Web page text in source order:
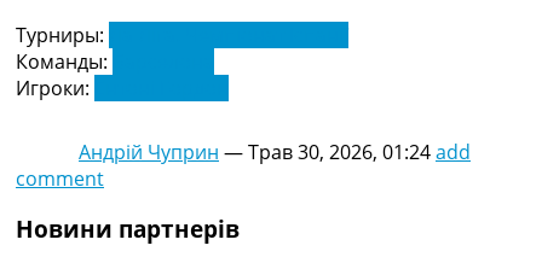
Турниры:
Команды:
Игроки:
Андрій Чуприн —Трав 30, 2026, 01:24add
comment
Новини партнерів